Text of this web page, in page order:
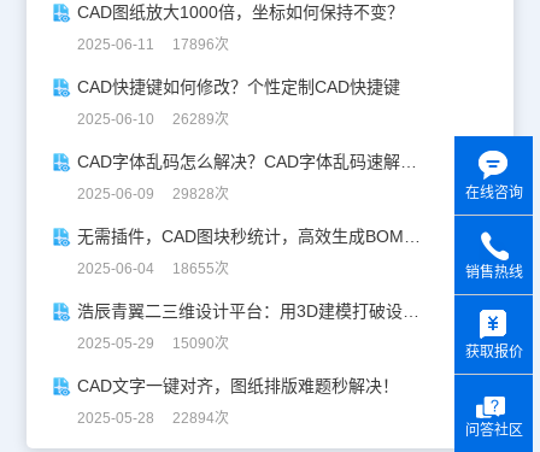
CAD图纸放大1000倍，坐标如何保持不变？
2025-06-11 17896次
CAD快捷键如何修改？个性定制CAD快捷键
2025-06-10 26289次
CAD字体乱码怎么解决？CAD字体乱码速解指南
2025-06-09 29828次
2025-06-04 18655次
浩辰青翼二三维设计平台：用3D建模打破设计边界
2025-05-29 15090次
CAD文字一键对齐，图纸排版难题秒解决！
2025-05-28 22894次
在线咨询
销售热线
获取报价
问答社区